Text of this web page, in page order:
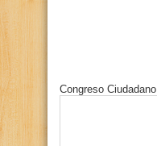
Congreso Ciudadano